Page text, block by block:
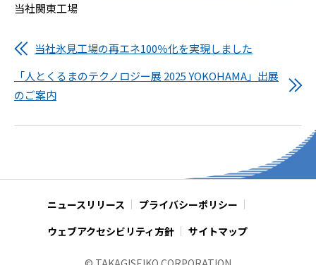
当社関東工場
当社氷見工場の再エネ100％化を実現しました
「人とくるまのテクノロジー展 2025 YOKOHAMA」出展
のご案内
ニュースリリース
プライバシーポリシー
ウェブアクセシビリティ方針
サイトマップ